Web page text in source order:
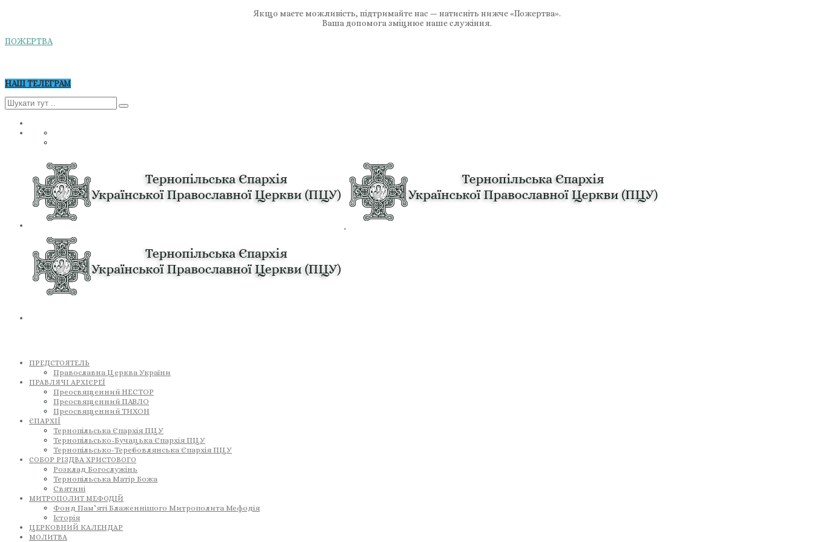
Якщо маєте можливість, підтримайте нас — натисніть нижче «Пожертва».
Ваша допомога зміцнює наше служіння.
ПОЖЕРТВА
НАШ ТЕЛЕГРАМ
ПРЕДСТОЯТЕЛЬ
Православна Церква України
ПРАВЛЯЧІ АРХІЄРЕЇ
Преосвященний НЕСТОР
Преосвященний ПАВЛО
Преосвященний ТИХОН
ЄПАРХІЇ
Тернопільська Єпархія ПЦУ
Тернопільсько-Бучацька Єпархія ПЦУ
Тернопільсько-Теребовлянська Єпархія ПЦУ
СОБОР РІЗДВА ХРИСТОВОГО
Розклад Богослужінь
Тернопільська Матір Божа
Святині
МИТРОПОЛИТ МЕФОДІЙ
Фонд Пам’яті Блаженнішого Митрополита Мефодія
Історія
ЦЕРКОВНИЙ КАЛЕНДАР
МОЛИТВА